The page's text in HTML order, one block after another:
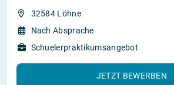
32584 Löhne
Nach Absprache
Schuelerpraktikumsangebot
JETZT BEWERBEN